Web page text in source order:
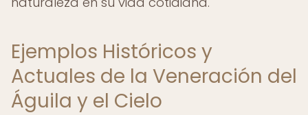
Ejemplos Históricos y
Actuales de la Veneración del
Águila y el Cielo